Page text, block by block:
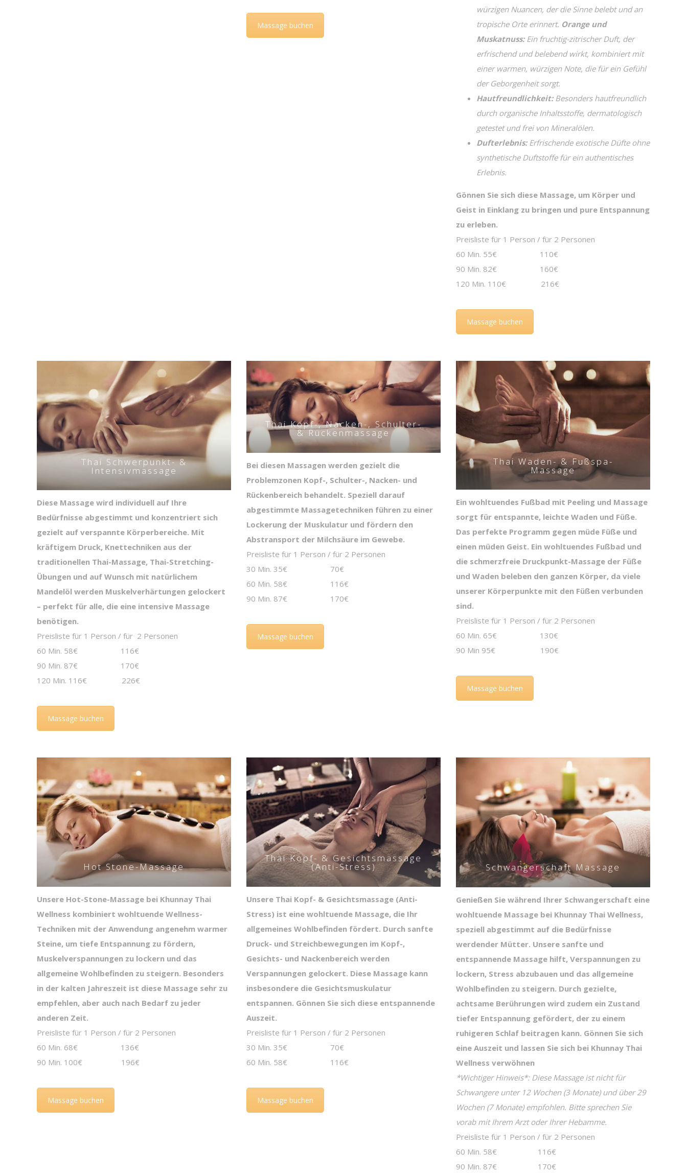
Massage buchen
würzigen Nuancen, der die Sinne belebt und an
tropische Orte erinnert. Orange und
Muskatnuss:Ein fruchtig-zitrischer Duft, der
erfrischend und belebend wirkt, kombiniert mit
einer warmen, würzigen Note, die für ein Gefühl
der Geborgenheit sorgt.
Hautfreundlichkeit:Besonders hautfreundlich
durch organische Inhaltsstoffe, dermatologisch
getestet und frei von Mineralölen.
Dufterlebnis:Erfrischende exotische Düfte ohne
synthetische Duftstoffe für ein authentisches
Erlebnis.
Gönnen Sie sich diese Massage, um Körper und
Geist in Einklang zu bringen und pure Entspannung
zu erleben.
Preisliste für 1 Person / für 2 Personen
60 Min. 55€ 110€
90 Min. 82€ 160€
120 Min. 110€ 216€
Massage buchen
Thai Schwerpunkt- &
Intensivmassage
Diese Massage wird individuell auf Ihre
Bedürfnisse abgestimmt und konzentriert sich
gezielt auf verspannte Körperbereiche. Mit
kräftigem Druck, Knettechniken aus der
traditionellen Thai-Massage, Thai-Stretching-
Übungen und auf Wunsch mit natürlichem
Mandelöl werden Muskelverhärtungen gelockert
– perfekt für alle, die eine intensive Massage
benötigen.
Preisliste für 1 Person / für 2 Personen
60 Min. 58€ 116€
90 Min. 87€ 170€
120 Min. 116€ 226€
Massage buchen
Thai Kopf-, Nacken-, Schulter-
& Rückenmassage
Bei diesen Massagen werden gezielt die
Problemzonen Kopf-, Schulter-, Nacken- und
Rückenbereich behandelt. Speziell darauf
abgestimmte Massagetechniken führen zu einer
Lockerung der Muskulatur und fördern den
Abstransport der Milchsäure im Gewebe.
Preisliste für 1 Person / für 2 Personen
30 Min. 35€ 70€
60 Min. 58€ 116€
90 Min. 87€ 170€
Massage buchen
Thai Waden- & Fußspa-
Massage
Ein wohltuendes Fußbad mit Peeling und Massage
sorgt für entspannte, leichte Waden und Füße.
Das perfekte Programm gegen müde Füße und
einen müden Geist. Ein wohltuendes Fußbad und
die schmerzfreie Druckpunkt-Massage der Füße
und Waden beleben den ganzen Körper, da viele
unserer Körperpunkte mit den Füßen verbunden
sind.
Preisliste für 1 Person / für 2 Personen
60 Min. 65€ 130€
90 Min 95€ 190€
Massage buchen
Hot Stone-Massage
Unsere Hot-Stone-Massage bei Khunnay Thai
Wellness kombiniert wohltuende Wellness-
Techniken mit der Anwendung angenehm warmer
Steine, um tiefe Entspannung zu fördern,
Muskelverspannungen zu lockern und das
allgemeine Wohlbefinden zu steigern. Besonders
in der kalten Jahreszeit ist diese Massage sehr zu
empfehlen, aber auch nach Bedarf zu jeder
anderen Zeit.
Preisliste für 1 Person / für 2 Personen
60 Min. 68€ 136€
90 Min. 100€ 196€
Massage buchen
Thai Kopf- & Gesichtsmassage
(Anti-Stress)
Unsere Thai Kopf- & Gesichtsmassage (Anti-
Stress) ist eine wohltuende Massage, die Ihr
allgemeines Wohlbefinden fördert. Durch sanfte
Druck- und Streichbewegungen im Kopf-,
Gesichts- und Nackenbereich werden
Verspannungen gelockert. Diese Massage kann
insbesondere die Gesichtsmuskulatur
entspannen. Gönnen Sie sich diese entspannende
Auszeit.
Preisliste für 1 Person / für 2 Personen
30 Min. 35€ 70€
60 Min. 58€ 116€
Massage buchen
Schwangerschaft Massage
Genießen Sie während Ihrer Schwangerschaft eine
wohltuende Massage bei Khunnay Thai Wellness,
speziell abgestimmt auf die Bedürfnisse
werdender Mütter. Unsere sanfte und
entspannende Massage hilft, Verspannungen zu
lockern, Stress abzubauen und das allgemeine
Wohlbefinden zu steigern. Durch gezielte,
achtsame Berührungen wird zudem ein Zustand
tiefer Entspannung gefördert, der zu einem
ruhigeren Schlaf beitragen kann. Gönnen Sie sich
eine Auszeit und lassen Sie sich bei Khunnay Thai
Wellness verwöhnen
*Wichtiger Hinweis*: Diese Massage ist nicht für
Schwangere unter 12 Wochen (3 Monate) und über 29
Wochen (7 Monate) empfohlen. Bitte sprechen Sie
vorab mit Ihrem Arzt oder Ihrer Hebamme.
Preisliste für 1 Person / für 2 Personen
60 Min. 58€ 116€
90 Min. 87€ 170€